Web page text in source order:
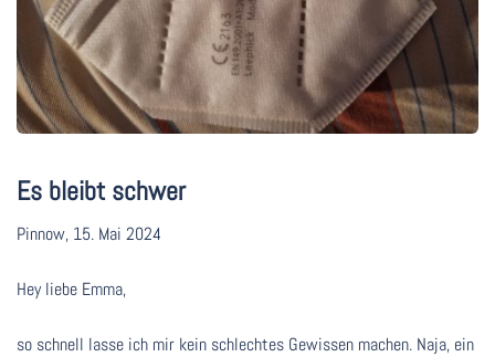
Es bleibt schwer
Pinnow, 15. Mai 2024
Hey liebe Emma,
so schnell lasse ich mir kein schlechtes Gewissen machen. Naja, ein